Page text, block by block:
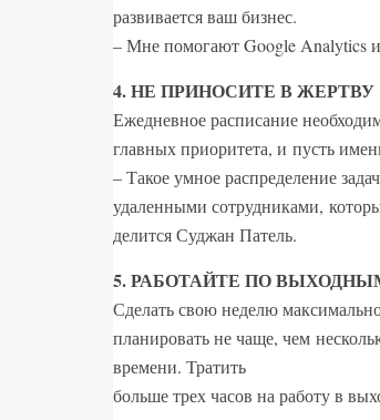
развивается ваш бизнес.
– Мне помогают Google Analytics
4. НЕ ПРИНОСИТЕ В
Ежедневное расписание
главных приоритета, и пусть
– Такое умное распределение
удаленными сотрудниками,
делится Суджан Патель.
5. РАБОТАЙТЕ ПО
Сделать свою неделю
планировать не чаще, чем
времени. Тратить
больше трех часов на работу в